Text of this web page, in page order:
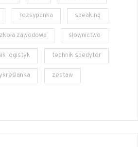
rozsypanka speaking
zawodowa słownictwo
logistyk technik spedytor
zestaw